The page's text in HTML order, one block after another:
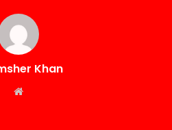
Khan